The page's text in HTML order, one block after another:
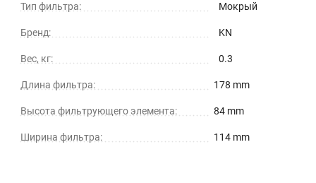
Тип фильтра: Мокрый
Бренд: KN
Вес, кг: 0.3
Длина фильтра: 178 mm
Высота фильтрующего элемента: 84 mm
Ширина фильтра: 114 mm